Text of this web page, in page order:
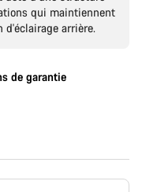
qui maintiennent
d'éclairage arrière.
de garantie